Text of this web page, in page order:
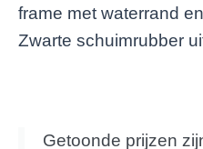
frame met waterrand
Zwarte schuimrubber
Getoonde prijzen